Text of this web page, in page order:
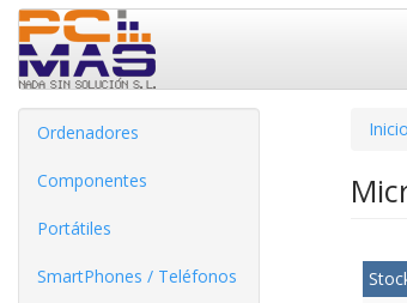
Ordenadores
Componentes
Portátiles
SmartPhones / Teléfonos
Inicio